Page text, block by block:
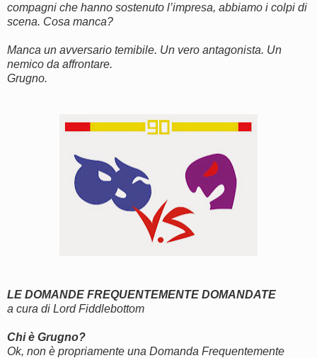
compagni che hanno sostenuto l’impresa, abbiamo i colpi di
scena. Cosa manca?
Manca un avversario temibile. Un vero antagonista. Un
nemico da affrontare.
Grugno.
LE DOMANDE FREQUENTEMENTE DOMANDATE
a cura di Lord Fiddlebottom
Chi è Grugno?
Ok, non è propriamente una Domanda Frequentemente